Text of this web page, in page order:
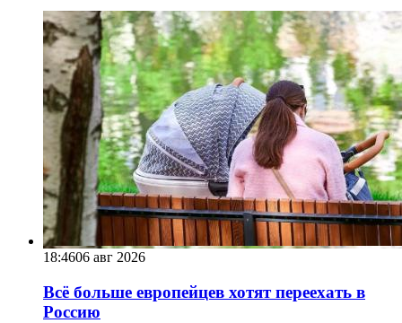
18:4606 авг 2026
Всё больше европейцев хотят переехать в
Россию